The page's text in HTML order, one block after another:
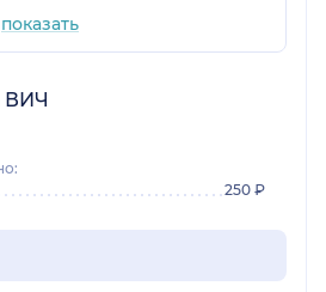
показать
ВИЧ
250 ₽